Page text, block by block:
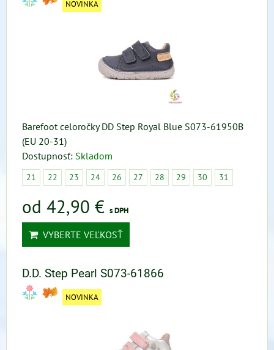
NOVINKA
Barefoot celoročky DD Step Royal Blue S073-61950B
(EU 20-31)
Dostupnosť: Skladom
21 22 23 24 26 27 28 29 30 31
od 42,90 € s DPH
VYBERTE VEĽKOSŤ
D.D. Step Pearl S073-61866
NOVINKA